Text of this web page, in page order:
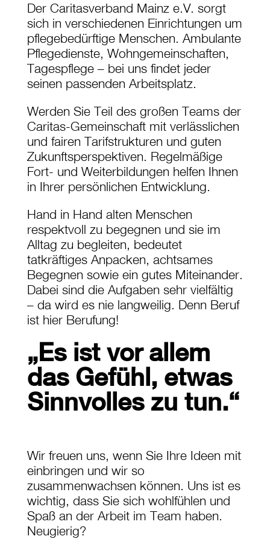
Der Caritasverband Mainz e.V. sorgt
sich in verschiedenen Einrichtungen um
pflegebedürftige Menschen. Ambulante
Pflegedienste, Wohngemeinschaften,
Tagespflege – bei uns findet jeder
seinen passenden Arbeitsplatz.
Werden Sie Teil des großen Teams der
Caritas-Gemeinschaft mit verlässlichen
und fairen Tarifstrukturen und guten
Zukunftsperspektiven. Regelmäßige
Fort- und Weiterbildungen helfen Ihnen
in Ihrer persönlichen Entwicklung.
Hand in Hand alten Menschen
respektvoll zu begegnen und sie im
Alltag zu begleiten, bedeutet
tatkräftiges Anpacken, achtsames
Begegnen sowie ein gutes Miteinander.
Dabei sind die Aufgaben sehr vielfältig
– da wird es nie langweilig. Denn Beruf
ist hier Berufung!
„Es ist vor allem
das Gefühl, etwas
Sinnvolles zu tun.“
Wir freuen uns, wenn Sie Ihre Ideen mit
einbringen und wir so
zusammenwachsen können. Uns ist es
wichtig, dass Sie sich wohlfühlen und
Spaß an der Arbeit im Team haben.
Neugierig?